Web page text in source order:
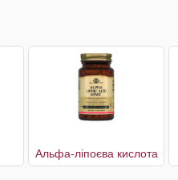
Альфа-ліпоєва кислота